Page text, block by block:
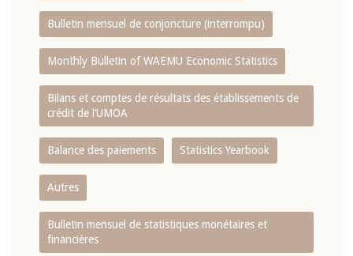
Bulletin mensuel de conjoncture (interrompu)
Monthly Bulletin of WAEMU Economic Statistics
Bilans et comptes de résultats des établissements de
crédit de l‘UMOA
Balance des paiements Statistics Yearbook
Autres
Bulletin mensuel de statistiques monétaires et
financières